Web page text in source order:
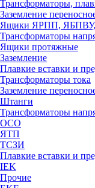
Трансформаторы,
Заземление
Ящики ЯРПП,
Трансформаторы
Ящики протяжные
Заземление
Плавкие вставки и
Трансформаторы тока
Заземление
Штанги
Трансформаторы
ОСО
ЯТП
ТСЗИ
Плавкие вставки и
IEK
Прочие